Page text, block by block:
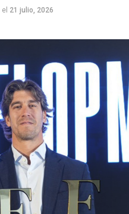
el 21 julio, 2026